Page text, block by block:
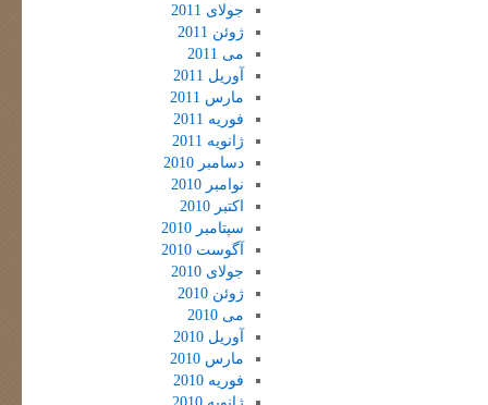
جولای 2011
ژوئن 2011
می 2011
آوریل 2011
مارس 2011
فوریه 2011
ژانویه 2011
دسامبر 2010
نوامبر 2010
اکتبر 2010
سپتامبر 2010
آگوست 2010
جولای 2010
ژوئن 2010
می 2010
آوریل 2010
مارس 2010
فوریه 2010